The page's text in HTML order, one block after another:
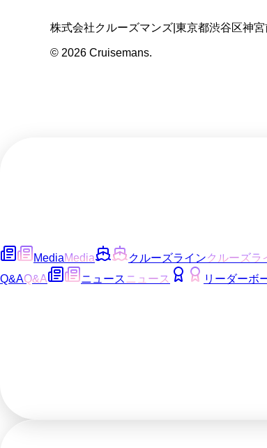
株式会社クルーズマンズ 東京都渋谷区神
© 2026 Cruisemans.
MediaMedia クルーズラインクルーズラ
Q&AQ&A ニュース ニュース リーダーボ